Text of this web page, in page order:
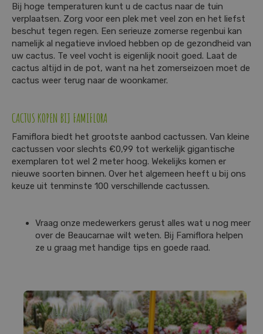
Bij hoge temperaturen kunt u de cactus naar de tuin
verplaatsen. Zorg voor een plek met veel zon en het liefst
beschut tegen regen. Een serieuze zomerse regenbui kan
namelijk al negatieve invloed hebben op de gezondheid van
uw cactus. Te veel vocht is eigenlijk nooit goed. Laat de
cactus altijd in de pot, want na het zomerseizoen moet de
cactus weer terug naar de woonkamer.
CACTUS KOPEN BIJ FAMIFLORA
Famiflora biedt het grootste aanbod cactussen. Van kleine
cactussen voor slechts €0,99 tot werkelijk gigantische
exemplaren tot wel 2 meter hoog. Wekelijks komen er
nieuwe soorten binnen. Over het algemeen heeft u bij ons
keuze uit tenminste 100 verschillende cactussen.
Vraag onze medewerkers gerust alles wat u nog meer
over de Beaucarnae wilt weten. Bij Famiflora helpen
ze u graag met handige tips en goede raad.